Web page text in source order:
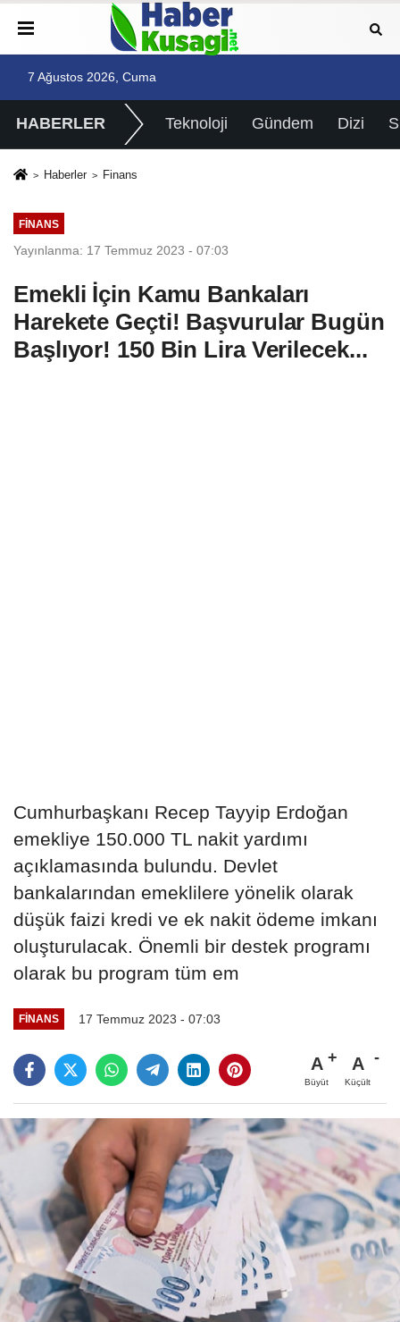
7 Ağustos 2026, Cuma
HABERLER Teknoloji Gündem Dizi
Haberler Finans
FINANS
Yayınlanma: 17 Temmuz 2023 - 07:03
Emekli İçin Kamu Bankaları
Harekete Geçti! Başvurular Bugün
Başlıyor! 150 Bin Lira Verilecek...
​​​​​​​Cumhurbaşkanı Recep Tayyip Erdoğan
emekliye 150.000 TL nakit yardımı
açıklamasında bulundu. Devlet
bankalarından emeklilere yönelik olarak
düşük faizi kredi ve ek nakit ödeme imkanı
oluşturulacak. Önemli bir destek programı
olarak bu program tüm em
FINANS 17 Temmuz 2023 - 07:03
A
Büyüt
A
Küçült